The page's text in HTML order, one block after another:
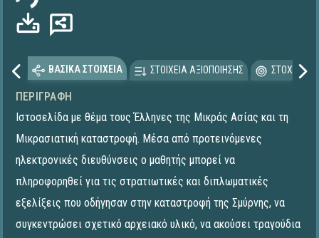
ΒΑΣΙΚΑ ΣΤΟΙΧΕΙΑ ΣΤΟΙΧΕΙΑ ΑΞΙΟΠΟΙΗΣΗΣ
ΠΕΡΙΓΡΑΦΉ
Ιστοσελίδα με θέμα τους Έλληνες της Μικράς Ασίας και τη
Μικρασιατική καταστροφή. Μέσα από προτεινόμενες
ηλεκτρονικές διευθύνσεις ο μαθητής μπορεί να
πληροφορηθεί για τις στρατιωτικές και διπλωματικές
εξελίξεις που οδήγησαν στην καταστροφή της Σμύρνης, να
συγκεντρώσει σχετικό αρχειακό υλικό, να ακούσει τραγούδια